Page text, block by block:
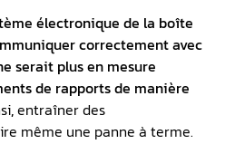
électronique de la boîte
correctement avec
serait plus en mesure
de rapports de manière
,entraîner des
même une panne à terme.